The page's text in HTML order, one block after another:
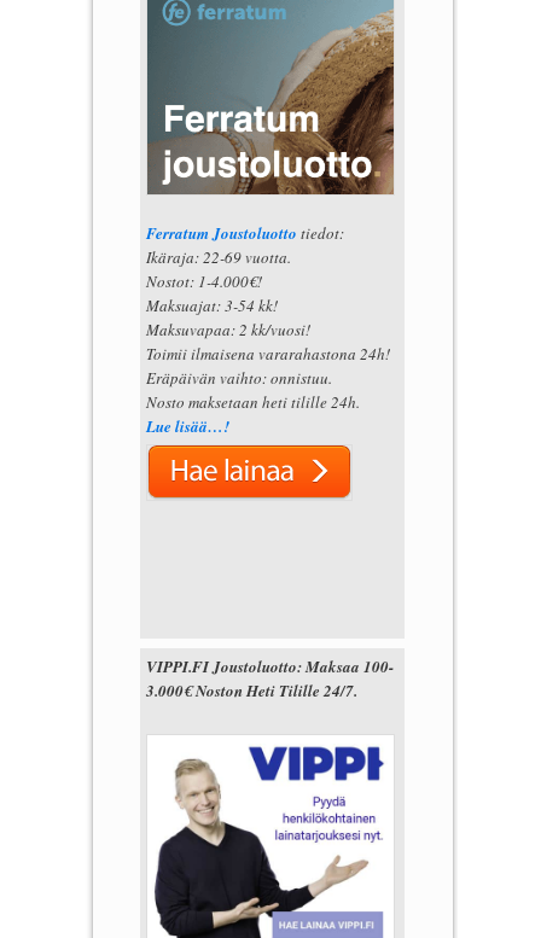
Ferratum Joustoluotto tiedot:
Ikäraja: 22-69 vuotta.
Nostot: 1-4.000€!
Maksuajat: 3-54 kk!
Maksuvapaa: 2 kk/vuosi!
Toimii ilmaisena vararahastona 24h!
Eräpäivän vaihto: onnistuu.
Nosto maksetaan heti tilille 24h.
Lue lisää…!
VIPPI.FI Joustoluotto: Maksaa 100-
3.000€ Noston Heti Tilille 24/7.